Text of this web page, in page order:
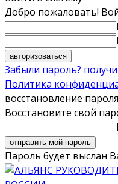
Добро пожаловать!
Забыли пароль?
Политика
восстановление пароля
Восстановите свой
Пароль будет выслан